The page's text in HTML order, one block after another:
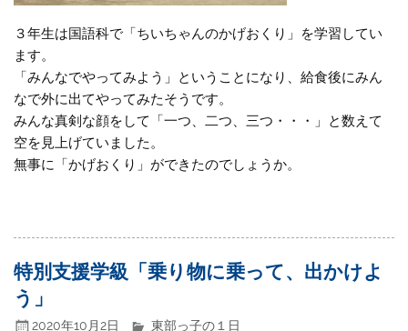
３年生は国語科で「ちいちゃんのかげおくり」を学習してい
ます。
「みんなでやってみよう」ということになり、給食後にみん
なで外に出てやってみたそうです。
みんな真剣な顔をして「一つ、二つ、三つ・・・」と数えて
空を見上げていました。
無事に「かげおくり」ができたのでしょうか。
特別支援学級「乗り物に乗って、出かけよ
う」
2020年10月2日 東部っ子の１日